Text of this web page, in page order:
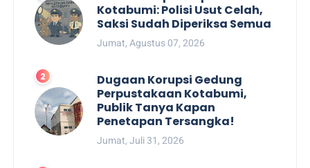
Kotabumi: Polisi Usut Celah,
Saksi Sudah Diperiksa Semua
Jumat, Agustus 07, 2026
Dugaan Korupsi Gedung
Perpustakaan Kotabumi,
Publik Tanya Kapan
Penetapan Tersangka!
Jumat, Juli 31, 2026